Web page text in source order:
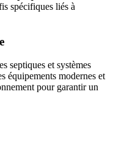
spécifiques liés à
septiques et systèmes
équipements modernes et
pour garantir un